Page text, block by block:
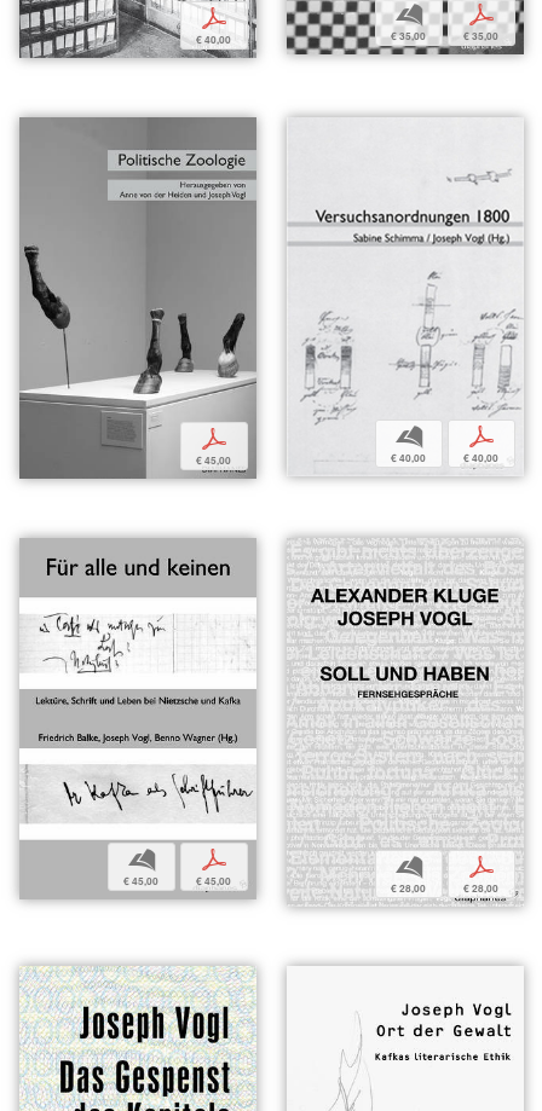
p
€ 40,00
b
€ 35,00
p
€ 35,00
p
€ 45,00
b
€ 40,00
p
€ 40,00
b
€ 45,00
p
€ 45,00
b
€ 28,00
p
€ 28,00